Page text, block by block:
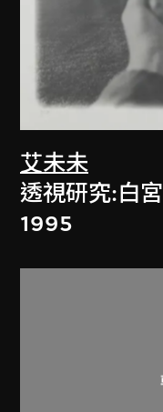
艾未未
透視研究:白宮
1995